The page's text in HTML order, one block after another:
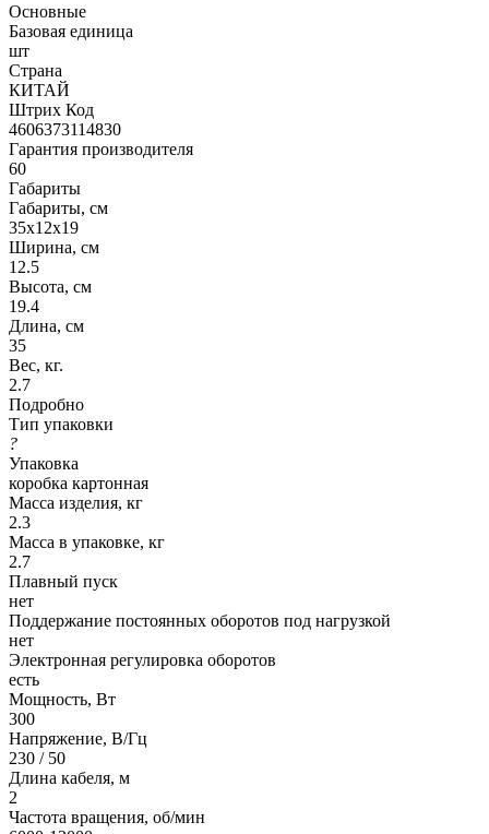
Основные
Базовая единица
шт
Страна
КИТАЙ
Штрих Код
4606373114830
Гарантия производителя
60
Габариты
Габариты, см
35x12x19
Ширина, см
12.5
Высота, см
19.4
Длина, см
35
Вес, кг.
2.7
Подробно
Тип упаковки
?
Упаковка
коробка картонная
Масса изделия, кг
2.3
Масса в упаковке, кг
2.7
Плавный пуск
нет
Поддержание постоянных оборотов под нагрузкой
нет
Электронная регулировка оборотов
есть
Мощность, Вт
300
Напряжение, В/Гц
230 / 50
Длина кабеля, м
2
Частота вращения, об/мин